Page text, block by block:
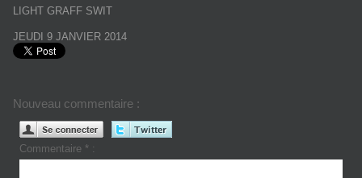
LIGHT GRAFF SWIT
JEUDI 9 JANVIER 2014
Nouveau commentaire :
Commentaire * :